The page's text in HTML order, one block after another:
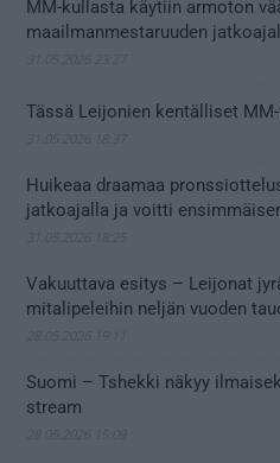
MM-kullasta käytiin armoton
maailmanmestaruuden
Tässä Leijonien kentälliset
Huikeaa draamaa
jatkoajalla ja voitti
Vakuuttava esitys – Leijonat
mitalipeleihin neljän vuoden
Suomi – Tshekki näkyy
stream